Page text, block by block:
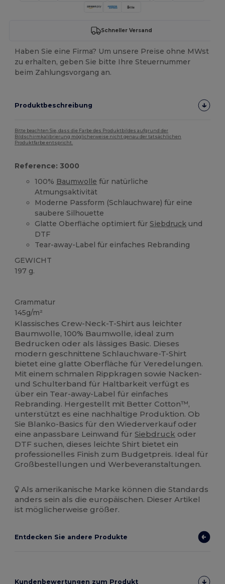
Schneller Versand
Haben Sie eine Firma? Um unsere Preise ohne MWst
zu erhalten, geben Sie bitte Ihre Steuernummer
beim Zahlungsvorgang an.
Produktbeschreibung
Bitte beachten Sie, dass die Farbe des Produktbildes aufgrund der
Bildschirmkalibrierung möglicherweise nicht genau der tatsächlichen
Produktfarbe entspricht.
Reference: 3000
100% Baumwolle für natürliche
Atmungsaktivität
Moderne Passform (Schlauchware) für eine
saubere Silhouette
Glatte Oberfläche optimiert fürSiebdruck und
DTF
Tear-away-Label für einfaches Rebranding
GEWICHT
197 g.
Grammatur
145g/m²
Klassisches Crew-Neck-T-Shirt aus leichter
Baumwolle, 100% Baumwolle, ideal zum
Bedrucken oder als lässiges Basic. Dieses
modern geschnittene Schlauchware-T-Shirt
bietet eine glatte Oberfläche für Veredelungen.
Mit einem schmalen Rippkragen sowie Nacken-
und Schulterband für Haltbarkeit verfügt es
über ein Tear-away-Label für einfaches
Rebranding. Hergestellt mit Better Cotton™,
unterstützt es eine nachhaltige Produktion. Ob
Sie Blanko-Basics für den Wiederverkauf oder
eine anpassbare Leinwand fürSiebdruck oder
DTF suchen, dieses leichte Shirt bietet ein
professionelles Finish zum Budgetpreis. Ideal für
Großbestellungen und Werbeveranstaltungen.
Als amerikanische Marke können die Standards
anders sein als die europäischen. Dieser Artikel
ist möglicherweise größer.
Entdecken Sie andere Produkte
Kundenbewertungen zum Produkt